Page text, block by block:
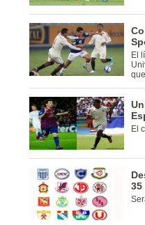
El
El
35